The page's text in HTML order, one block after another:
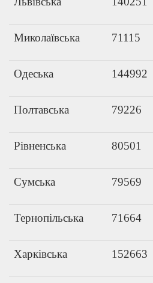
Миколаївська 71115
Одеська 144992
Полтавська 79226
Рівненська 80501
Сумська 79569
Тернопільська 71664
Харківська 152663